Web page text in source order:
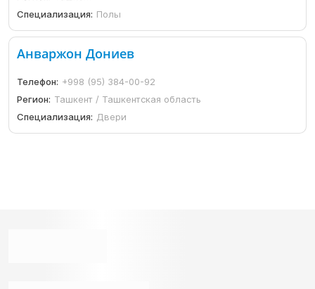
Специализация: Полы
Анваржон Дониев
Телефон: +998 (95) 384-00-92
Регион: Ташкент / Ташкентская область
Специализация: Двери